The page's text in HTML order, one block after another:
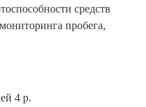
средств
пробега,
4 р.